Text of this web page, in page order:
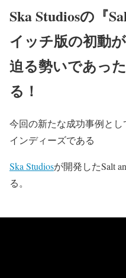
Ska Studiosの『
イッチ版の初動
迫る勢いであっ
る！
今回の新たな成功事例と
インディーズである
Ska Studiosが開発したSalt
る。